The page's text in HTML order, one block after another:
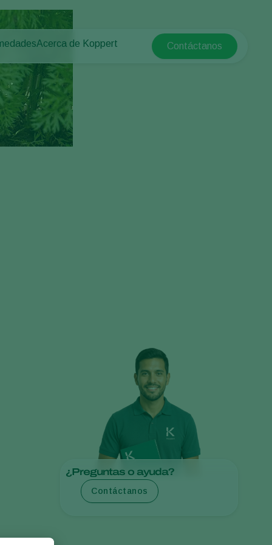
libre
las plantas
Acerca de Koppert
Acerca de Koppert
Novedades e información
Trabajar en Koppert
Contacto
Koppert Global
Italy
Kenya
Korea
Mexico
Netherlands
Paraguay
Portugal
Russia
Contáctanos
¿Preguntas o ayuda?
Contáctanos